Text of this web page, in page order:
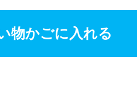
物かごに入れる